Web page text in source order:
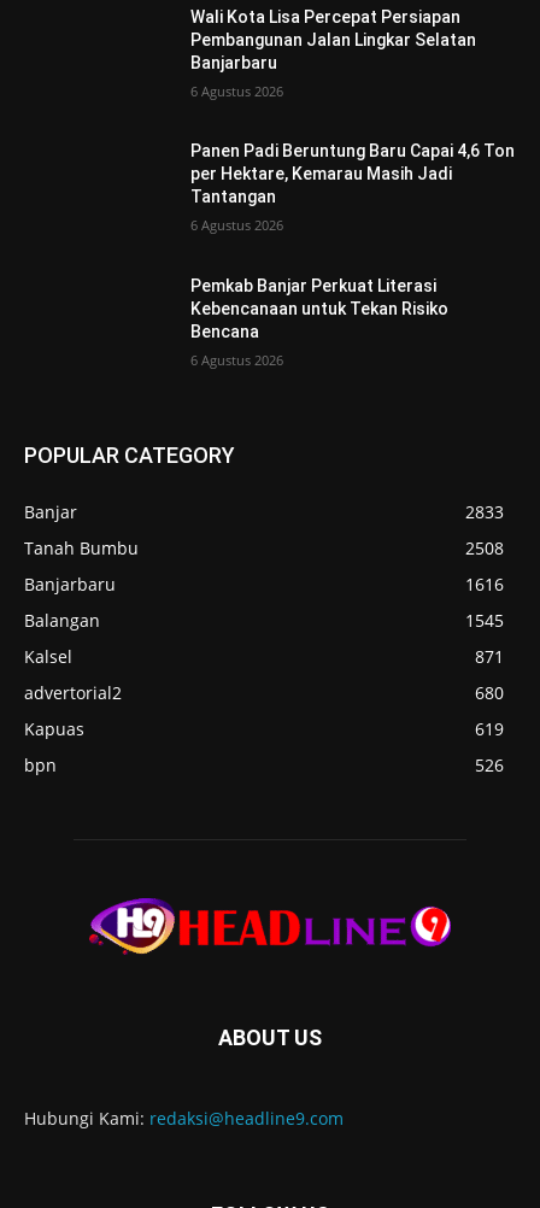
Wali Kota Lisa Percepat Persiapan
Pembangunan Jalan Lingkar Selatan
Banjarbaru
6 Agustus 2026
Panen Padi Beruntung Baru Capai 4,6 Ton
per Hektare, Kemarau Masih Jadi
Tantangan
6 Agustus 2026
Pemkab Banjar Perkuat Literasi
Kebencanaan untuk Tekan Risiko
Bencana
6 Agustus 2026
POPULAR CATEGORY
Banjar
2833
Tanah Bumbu
2508
Banjarbaru
1616
Balangan
1545
Kalsel
871
advertorial2
680
Kapuas
619
bpn
526
ABOUT US
Hubungi Kami: redaksi@headline9.com